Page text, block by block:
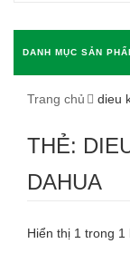
DANH MỤC SẢN
Trang chủ dieu
THẺ:
DAHUA
Hiển thị 1 trong 1